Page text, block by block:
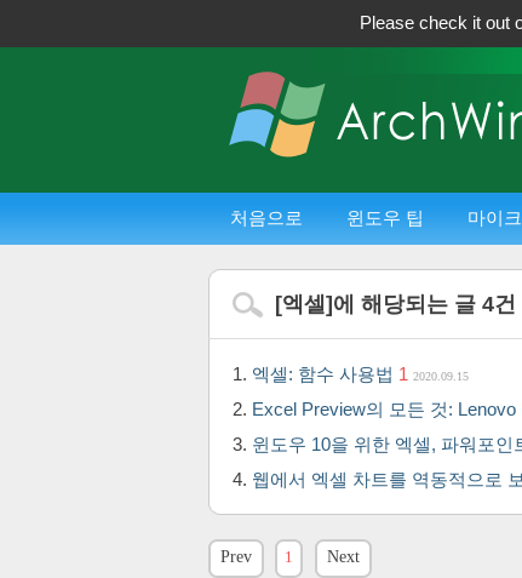
Please check it out
처음으로 윈도우 팁 마이
[엑셀]에 해당되는 글 4건
엑셀: 함수 사용법 1 2020.09.15
Excel Preview의 모든 것:
윈도우 10을 위한 엑셀, 파워포
웹에서 엑셀 차트를 역동적으로
Prev 1 Next